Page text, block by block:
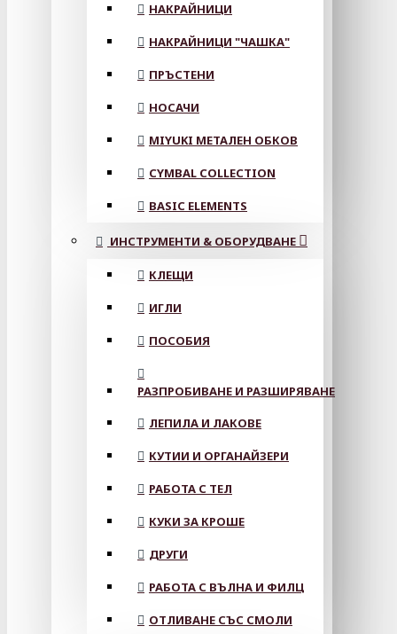
НАКРАЙНИЦИ
НАКРАЙНИЦИ "ЧАШКА"
ПРЪСТЕНИ
НОСАЧИ
MIYUKI МЕТАЛЕН ОБКОВ
CYMBAL COLLECTION
BASIC ELEMENTS
ИНСТРУМЕНТИ & ОБОРУДВАНЕ
КЛЕЩИ
ИГЛИ
ПОСОБИЯ
РАЗПРОБИВАНЕ И РАЗШИРЯВАНЕ
ЛЕПИЛА И ЛАКОВЕ
КУТИИ И ОРГАНАЙЗЕРИ
РАБОТА С ТЕЛ
КУКИ ЗА КРОШЕ
ДРУГИ
РАБОТА С ВЪЛНА И ФИЛЦ
ОТЛИВАНЕ СЪС СМОЛИ